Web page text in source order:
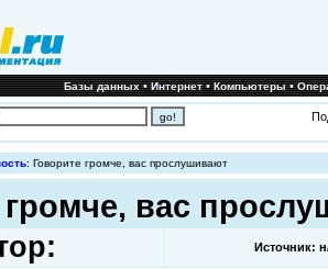
Базы данных•Интернет•Компьютеры•
: Говорите громче, вас прослушивают
громче, вас
Источник: